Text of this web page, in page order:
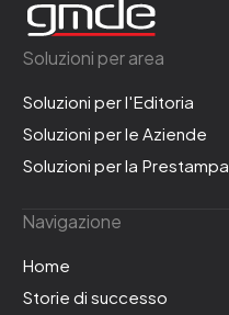
Soluzioni per area
Soluzioni per l'Editoria
Soluzioni per le Aziende
Soluzioni per la Prestampa
Navigazione
Home
Storie di successo